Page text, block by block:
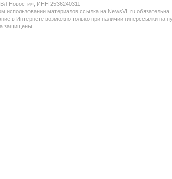
Новости», ИНН 2536240311
использовании материалов ссылка на NewsVL.ru обязательна.
в Интернете возможно только при наличии гиперссылки на
защищены.